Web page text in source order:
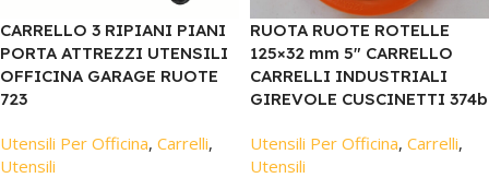
CARRELLO 3 RIPIANI PIANI
PORTA ATTREZZI UTENSILI
OFFICINA GARAGE RUOTE
723
Utensili Per Officina, Carrelli,
Utensili
RUOTA RUOTE ROTELLE
125×32 mm 5″ CARRELLO
CARRELLI INDUSTRIALI
GIREVOLE CUSCINETTI 374b
Utensili Per Officina, Carrelli,
Utensili